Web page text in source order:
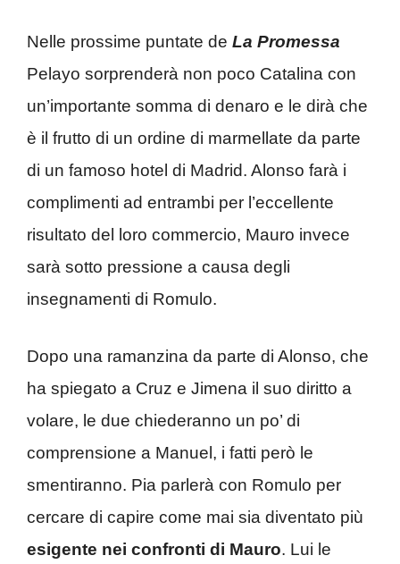
Nelle prossime puntate de La Promessa
Pelayo sorprenderà non poco Catalina con
un’importante somma di denaro e le dirà che
è il frutto di un ordine di marmellate da parte
di un famoso hotel di Madrid. Alonso farà i
complimenti ad entrambi per l’eccellente
risultato del loro commercio, Mauro invece
sarà sotto pressione a causa degli
insegnamenti di Romulo.
Dopo una ramanzina da parte di Alonso, che
ha spiegato a Cruz e Jimena il suo diritto a
volare, le due chiederanno un po’ di
comprensione a Manuel, i fatti però le
smentiranno. Pia parlerà con Romulo per
cercare di capire come mai sia diventato più
esigente nei confronti di Mauro. Lui le